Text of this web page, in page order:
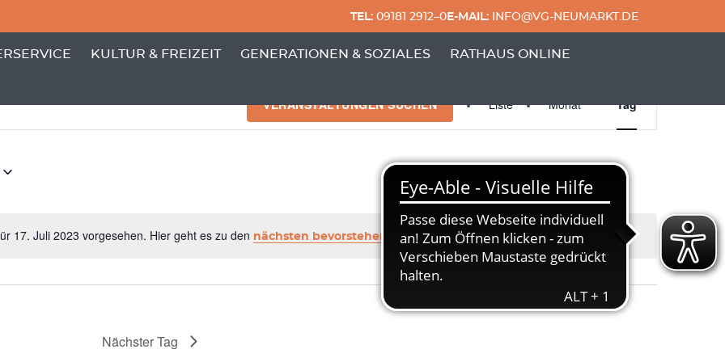
TEL:09181 2912–0E-MAIL:INFO@VG-NEUMARKT.DE
VON 'GEMEINDE'
MENÜ-UNTERPUNKTE VON 'BÜRGERSERVICE'
KULTUR & FREIZEIT GENERATIONEN & SOZIALES RATHAUS ONLINE
Hinweis
17. Juli 2023 vorgesehen. Hier geht es zu den nächsten bevorstehenden Veranstaltungen.
VERANSTALTUNGEN SUCHEN
Ansichten-
Liste Monat Tag
Nächster Tag